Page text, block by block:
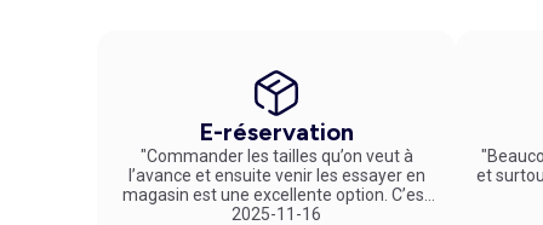
E-réservation
"Commander les tailles qu’on veut à
l’avance et ensuite venir les essayer en
magasin est une excellente option. C’est
un service vraiment pratique et agréable
2025-11-16
et